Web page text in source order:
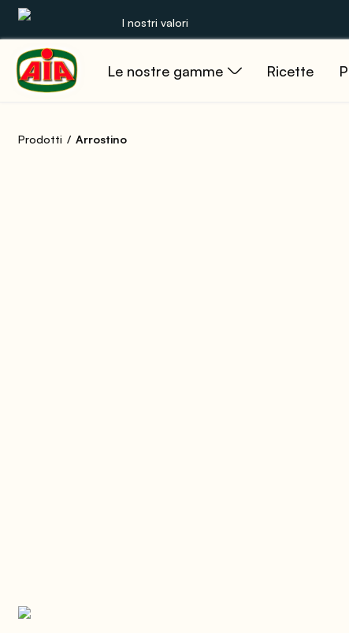
I nostri valori
Le nostre gamme Ricette
Le nostre gamme
Prodotti Arrostino